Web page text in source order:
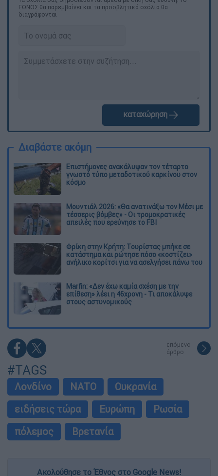
ΕΘΝΟΣ θα παρεμβαίνει και τα προσβλητικά σχόλια θα
διαγράφονται
καταχώρηση
Διαβάστε ακόμη
Επιστήμονες ανακάλυψαν τον τέταρτο
γνωστό τύπο μεταδοτικού καρκίνου στον
κόσμο
Μουντιάλ 2026: «Θα ανατινάξω τον Μέσι με
τέσσερις βόμβες» - Οι τρομοκρατικές
απειλές που ερεύνησε το FBI
Φρίκη στην Κρήτη: Τουρίστας μπήκε σε
κατάστημα και ρώτησε πόσο «κοστίζει»
ανήλικο κορίτσι για να ασελγήσει πάνω του
Marfin: «Δεν έχω καμία σχέση με την
επίθεση» λέει η 46χρονη - Τι αποκάλυψε
στους αστυνομικούς
επόμενο
άρθρο
#TAGS
Λονδίνο ΝΑΤΟ
Ουκρανία
ειδήσεις τώρα
Ευρώπη
Ρωσία
πόλεμος
Βρετανία
Ακολούθησε το Έθνος στο Google News!